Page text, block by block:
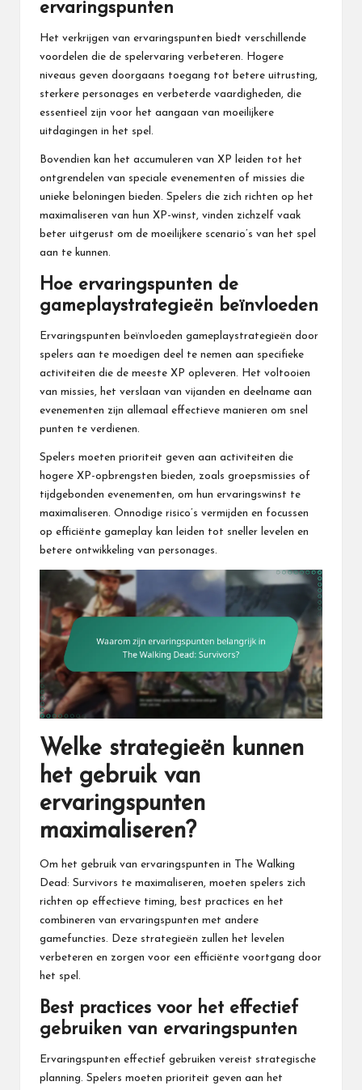
ervaringspunten
Het verkrijgen van ervaringspunten biedt verschillende
voordelen die de spelervaring verbeteren. Hogere
niveaus geven doorgaans toegang tot betere uitrusting,
sterkere personages en verbeterde vaardigheden, die
essentieel zijn voor het aangaan van moeilijkere
uitdagingen in het spel.
Bovendien kan het accumuleren van XP leiden tot het
ontgrendelen van speciale evenementen of missies die
unieke beloningen bieden. Spelers die zich richten op het
maximaliseren van hun XP-winst, vinden zichzelf vaak
beter uitgerust om de moeilijkere scenario’s van het spel
aan te kunnen.
Hoe ervaringspunten de
gameplaystrategieën beïnvloeden
Ervaringspunten beïnvloeden gameplaystrategieën door
spelers aan te moedigen deel te nemen aan specifieke
activiteiten die de meeste XP opleveren. Het voltooien
van missies, het verslaan van vijanden en deelname aan
evenementen zijn allemaal effectieve manieren om snel
punten te verdienen.
Spelers moeten prioriteit geven aan activiteiten die
hogere XP-opbrengsten bieden, zoals groepsmissies of
tijdgebonden evenementen, om hun ervaringswinst te
maximaliseren. Onnodige risico’s vermijden en focussen
op efficiënte gameplay kan leiden tot sneller levelen en
betere ontwikkeling van personages.
Welke strategieën kunnen
het gebruik van
ervaringspunten
maximaliseren?
Om het gebruik van ervaringspunten in The Walking
Dead: Survivors te maximaliseren, moeten spelers zich
richten op effectieve timing, best practices en het
combineren van ervaringspunten met andere
gamefuncties. Deze strategieën zullen het levelen
verbeteren en zorgen voor een efficiënte voortgang door
het spel.
Best practices voor het effectief
gebruiken van ervaringspunten
Ervaringspunten effectief gebruiken vereist strategische
planning. Spelers moeten prioriteit geven aan het